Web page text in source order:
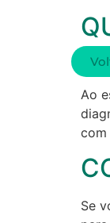
Ao
com
Se